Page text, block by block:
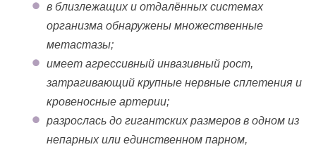
в близлежащих и отдалённых системах
организма обнаружены множественные
метастазы;
имеет агрессивный инвазивный рост,
затрагивающий крупные нервные сплетения и
кровеносные артерии;
разрослась до гигантских размеров в одном из
непарных или единственном парном,